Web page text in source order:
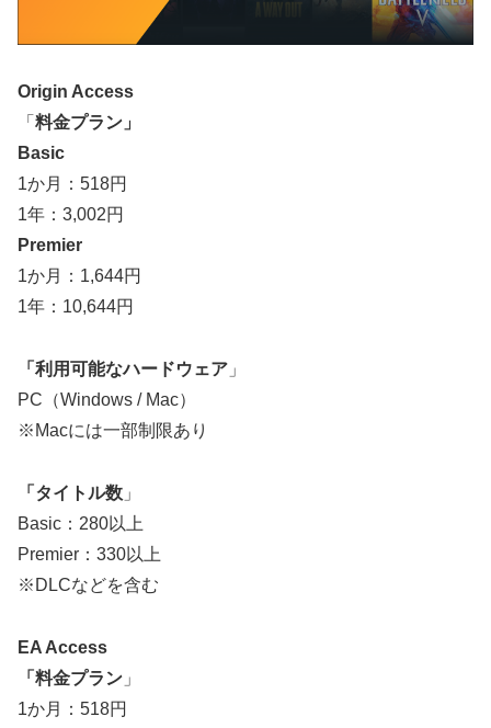
Origin Access
「 料金プラン」
Basic
1か月：518円
1年：3,002円
Premier
1か月：1,644円
1年：10,644円
「利用可能なハードウェア 」
PC（Windows / Mac）
※Macには一部制限あり
「タイトル数 」
Basic：280以上
Premier：330以上
※DLCなどを含む
EA Access
「料金プラン 」
1か月：518円